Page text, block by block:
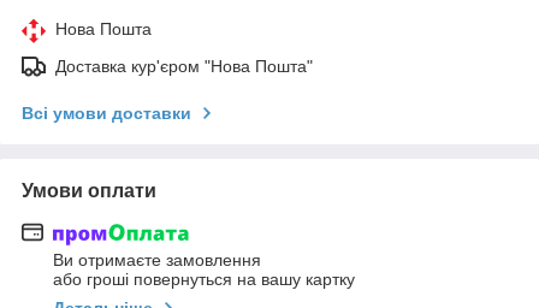
Нова Пошта
Доставка кур'єром "Нова Пошта"
Всі умови доставки
Умови оплати
Ви отримаєте замовлення
або гроші повернуться на вашу картку